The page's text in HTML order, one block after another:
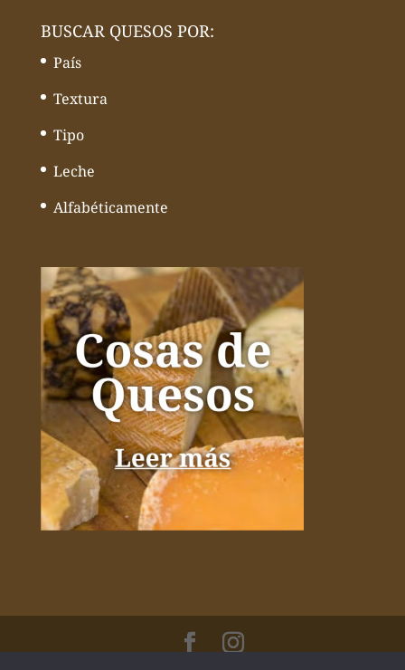
BUSCAR QUESOS POR:
País
Textura
Tipo
Leche
Alfabéticamente